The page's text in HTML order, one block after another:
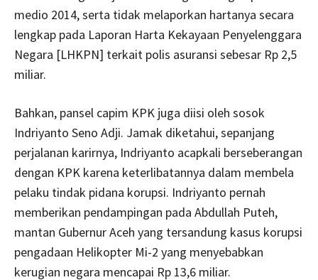
medio 2014, serta tidak melaporkan hartanya secara
lengkap pada Laporan Harta Kekayaan Penyelenggara
Negara [LHKPN] terkait polis asuransi sebesar Rp 2,5
miliar.
Bahkan, pansel capim KPK juga diisi oleh sosok
Indriyanto Seno Adji. Jamak diketahui, sepanjang
perjalanan karirnya, Indriyanto acapkali berseberangan
dengan KPK karena keterlibatannya dalam membela
pelaku tindak pidana korupsi. Indriyanto pernah
memberikan pendampingan pada Abdullah Puteh,
mantan Gubernur Aceh yang tersandung kasus korupsi
pengadaan Helikopter Mi-2 yang menyebabkan
kerugian negara mencapai Rp 13,6 miliar.